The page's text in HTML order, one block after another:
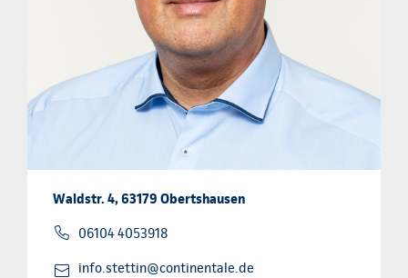
Waldstr. 4, 63179 Obertshausen
06104 4053918
info.stettin@continentale.de